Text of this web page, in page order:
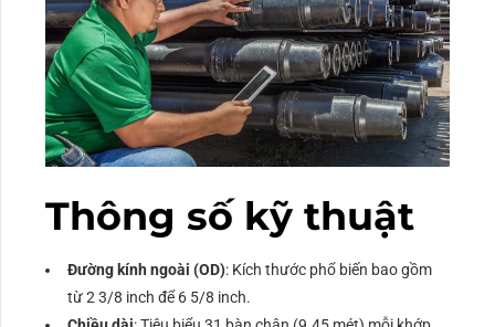
Thông số kỹ thuật
Đường kính ngoài (OD): Kích thước phổ biến bao gồm
từ 2 3/8 inch để 6 5/8 inch.